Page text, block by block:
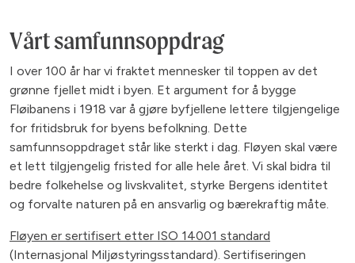
Vårt samfunnsoppdrag
I over 100 år har vi fraktet mennesker til toppen av det
grønne fjellet midt i byen. Et argument for å bygge
Fløibanens i 1918 var å gjøre byfjellene lettere tilgjengelige
for fritidsbruk for byens befolkning. Dette
samfunnsoppdraget står like sterkt i dag. Fløyen skal være
et lett tilgjengelig fristed for alle hele året. Vi skal bidra til
bedre folkehelse og livskvalitet, styrke Bergens identitet
og forvalte naturen på en ansvarlig og bærekraftig måte.
Fløyen er sertifisert etter ISO 14001 standard
(Internasjonal Miljøstyringsstandard). Sertifiseringen